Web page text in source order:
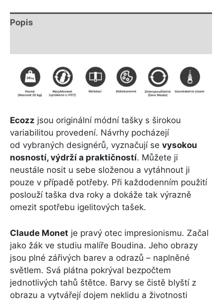
Popis
Ecozz jsou originální módní tašky s širokou
variabilitou provedení. Návrhy pocházejí
od vybraných designérů, vyznačují se vysokou
nosností, výdrží a praktičností. Můžete ji
neustále nosit u sebe složenou a vytáhnout ji
pouze v případě potřeby. Při každodenním použití
poslouží taška dva roky a dokáže tak výrazně
omezit spotřebu igelitových tašek.
Claude Monet je pravý otec impresionismu. Začal
jako žák ve studiu malíře Boudina. Jeho obrazy
jsou plné zářivých barev a odrazů – naplněné
světlem. Svá plátna pokrýval bezpočtem
jednotlivých tahů štětce. Barvy se čistě blyští z
obrazu a vytvářejí dojem neklidu a životnosti